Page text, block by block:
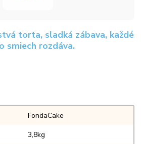
torta, sladká zábava, každé
smiech rozdáva.
FondaCake
3,8kg